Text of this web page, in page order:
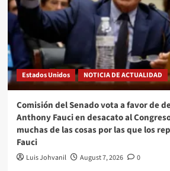
Estados Unidos NOTICIA DE ACTUALIDAD
Comisión del Senado vota a favor de
Anthony Fauci en desacato al
muchas de las cosas por las que los
Fauci
Luis Johvanil August 7, 2026 0